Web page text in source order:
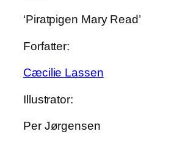
‘Piratpigen Mary Read’
Forfatter:
Cæcilie Lassen
Illustrator:
Per Jørgensen